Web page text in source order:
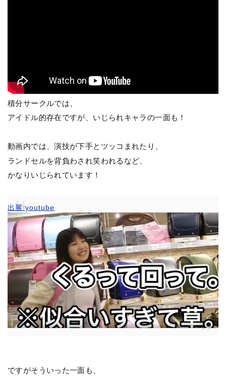
積分サークルでは、
アイドル的存在ですが、いじられキャラの一面も！
動画内では、演技が下手とツッコまれたり、
ランドセルを背負わされ笑われるなど、
かなりいじられています！
出展:youtube
ですがそういった一面も、